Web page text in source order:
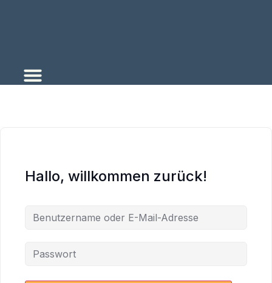
Hallo, willkommen zurück!